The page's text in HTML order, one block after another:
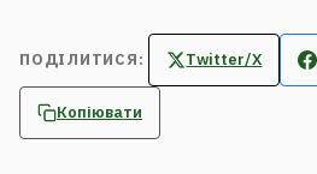
ПОДІЛИТИСЯ: Twitter/X
Копіювати